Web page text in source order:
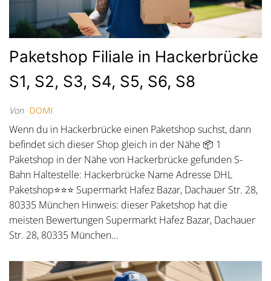
Paketshop Filiale in Hackerbrücke
S1, S2, S3, S4, S5, S6, S8
Von DOMI
Wenn du in Hackerbrücke einen Paketshop suchst, dann
befindet sich dieser Shop gleich in der Nähe 📦 1
Paketshop in der Nähe von Hackerbrücke gefunden S-
Bahn Haltestelle: Hackerbrücke Name Adresse DHL
Paketshop⭐⭐⭐ Supermarkt Hafez Bazar, Dachauer Str. 28,
80335 München Hinweis: dieser Paketshop hat die
meisten Bewertungen Supermarkt Hafez Bazar, Dachauer
Str. 28, 80335 München…